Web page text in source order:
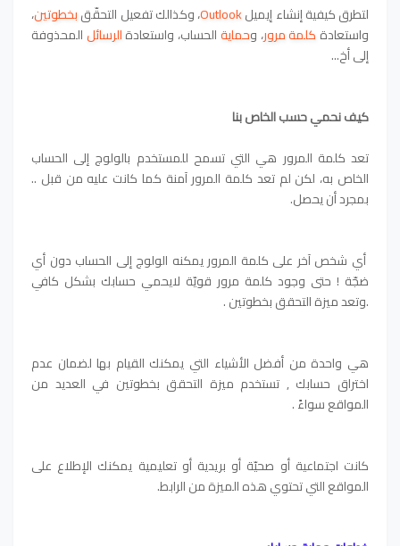
لتطرق كيفيةإنشاء إيميلOutlook، وكذالكتفعيل التحقّقبخطوتين،
واستعادة كلمة مرور، وحمايةالحساب، واستعادةالرسائلالمحذوفة
إلى أخ...
كيف نحمي حسب الخاص بنا
تعد كلمة المرور هي التي تسمح للمستخدم بالولوج إلى الحساب
الخاص به، لكن لم تعد كلمة المرور آمنة كما كانت عليه من قبل ..
بمجرد أن يحصل.
أي شخص آخر على كلمة المرور يمكنه الولوج إلى الحساب دون أي
ضجّة ! حتى وجود كلمة مرور قويّة لايحمي حسابك بشكل كافي
.وتعد ميزة التحقق بخطوتين .
هي واحدة من أفضل الأشياء التي يمكنك القيام بها لضمان عدم
اختراق حسابك , تستخدم ميزة التحقق بخطوتين في العديد من
المواقع سواءً .
كانت اجتماعية أو صحيّة أو بريدية أو تعليمية يمكنك الإطلاع على
المواقع التي تحتوي هذه الميزة من الرابط.